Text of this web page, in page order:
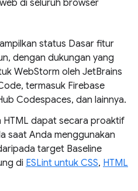
di seluruh browser
status Dasar fitur
dengan dukungan yang
WebStorm oleh JetBrains
termasuk Firebase
Codespaces, dan lainnya.
HTML dapat secara proaktif
saat Anda menggunakan
target Baseline
di ESLint untuk CSS, HTML